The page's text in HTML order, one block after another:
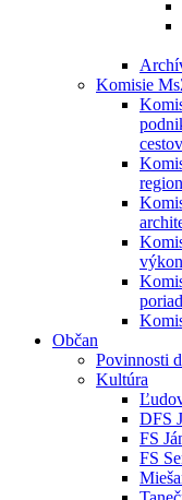
Komisie
Občan
Povinnosti
Kultúra
DFS
FS
FS